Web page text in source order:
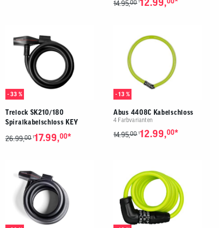
14.95,00 112.99, *
- 33 %
Trelock SK210/180
Spiralkabelschloss KEY
26.99,00 117.99,00*
- 13 %
Abus 4408C Kabelschloss
4 Farbvarianten
14.95,00 112.99,00*